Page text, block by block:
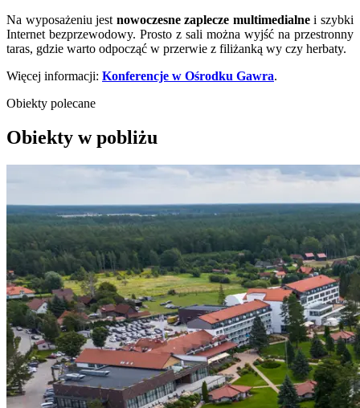
Na wyposażeniu jest nowoczesne zaplecze multimedialnei szybki
Internet bezprzewodowy. Prosto z sali można wyjść na przestronny
taras, gdzie warto odpocząć w przerwie z filiżanką wy czy herbaty.
Więcej informacji: Konferencje w Ośrodku Gawra.
Obiekty polecane
Obiekty w pobliżu